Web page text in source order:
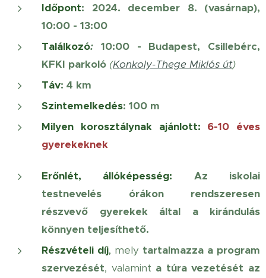
Időpont: 2024. december 8. (vasárnap),
10:00 - 13:00
Találkozó: 10:00 - Budapest, Csillebérc,
KFKI parkoló (Konkoly-Thege Miklós út)
Táv: 4 km
Szintemelkedés: 100 m
Milyen korosztálynak ajánlott: 6-10 éves
gyerekeknek
Erőnlét, állóképesség:
Az iskolai
testnevelés órákon rendszeresen
részvevő gyerekek által a kirándulás
könnyen teljesíthető.
Részvételi díj, mely tartalmazza a program
szervezését, valamint a túra vezetését az